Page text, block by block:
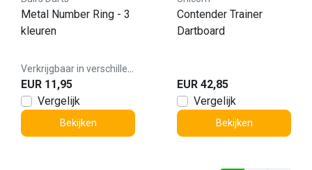
Metal Number Ring - 3
kleuren
EUR 11,95
Vergelijk
Bekijken
Contender Trainer
Dartboard
EUR 42,85
Vergelijk
Bekijken